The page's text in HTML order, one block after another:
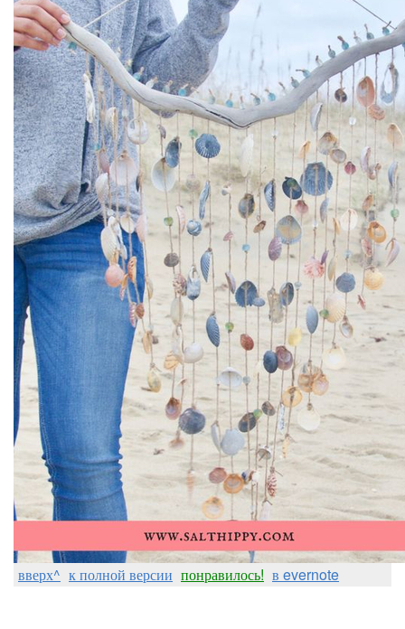
вверх^ к полной версии понравилось! в evernote